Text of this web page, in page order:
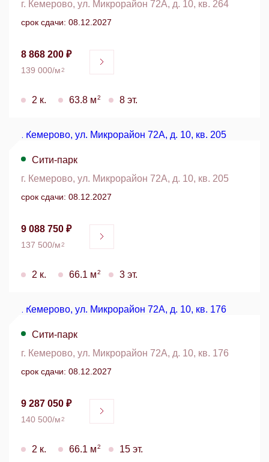
г. Кемерово, ул. Микрорайон 72А, д. 10, кв. 264
срок сдачи: 08.12.2027
8 868 200 ₽
139 000/м2
2 к. 63.8 м2 8 эт.
Сити-парк
г. Кемерово, ул. Микрорайон 72А, д. 10, кв. 205
срок сдачи: 08.12.2027
9 088 750 ₽
137 500/м2
2 к. 66.1 м2 3 эт.
Сити-парк
г. Кемерово, ул. Микрорайон 72А, д. 10, кв. 176
срок сдачи: 08.12.2027
9 287 050 ₽
140 500/м2
2 к. 66.1 м2 15 эт.